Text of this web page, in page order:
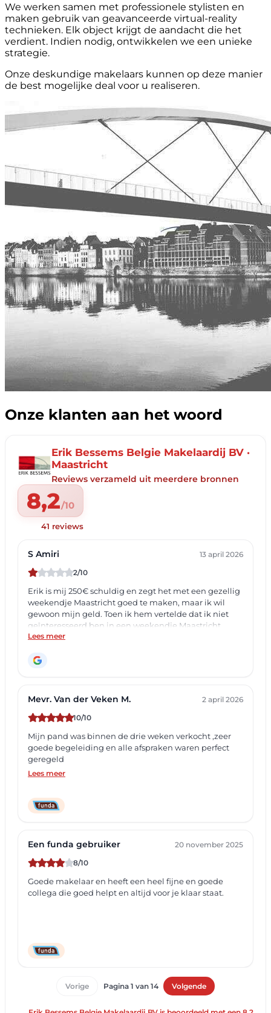
We werken samen met professionele stylisten en
maken gebruik van geavanceerde virtual-reality
technieken. Elk object krijgt de aandacht die het
verdient. Indien nodig, ontwikkelen we een unieke
strategie.
Onze deskundige makelaars kunnen op deze manier
de best mogelijke deal voor u realiseren.
Onze klanten aan het woord